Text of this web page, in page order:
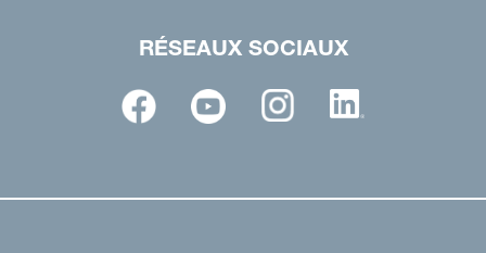
RÉSEAUX SOCIAUX